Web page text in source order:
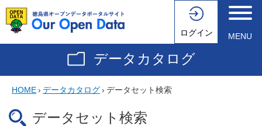
ログイン MENU
データカタログ
HOME› データカタログ› データセット検索
データセット検索